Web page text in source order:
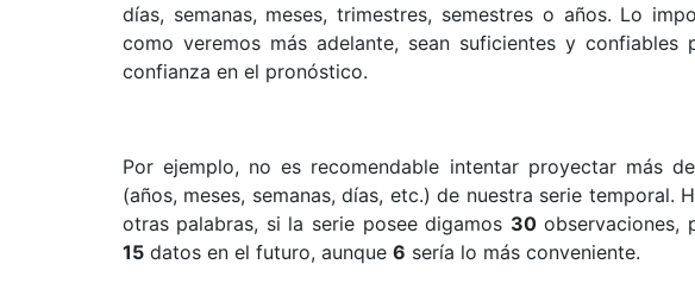
días, semanas, meses, trimestres, semestres o años. Lo
como veremos más adelante, sean suficientes y
confianza en el pronóstico.
Por ejemplo, no es recomendable intentar proyectar más
(años, meses, semanas, días, etc.) de nuestra serie temporal.
otras palabras, si la serie posee digamos 30observaciones,
15datos en el futuro, aunque 6 sería lo más conveniente.